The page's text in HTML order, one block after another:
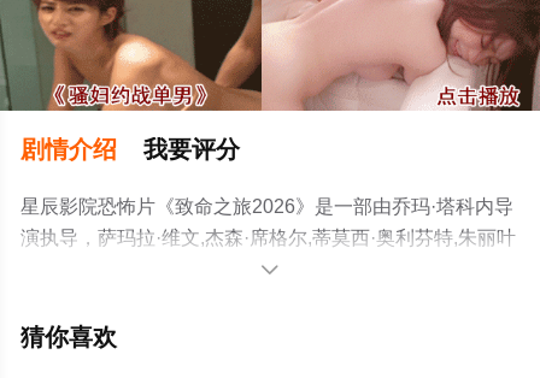
剧情介绍 我要评分
星辰影院恐怖片《致命之旅2026》是一部由乔玛·塔科内导
演执导，萨玛拉·维文,杰森·席格尔,蒂莫西·奥利芬特,朱丽叶
特·刘易斯,保罗·吉尔福伊尔,凯拉·拉多姆斯基,基思·雅各,丹
演员精彩演绎的美国电影，手机免费观看高清未删减完整

猜你喜欢